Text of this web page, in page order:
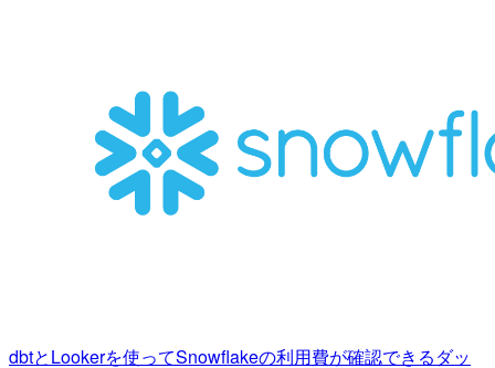
dbtとLookerを使ってSnowflakeの利用費が確認できるダッ